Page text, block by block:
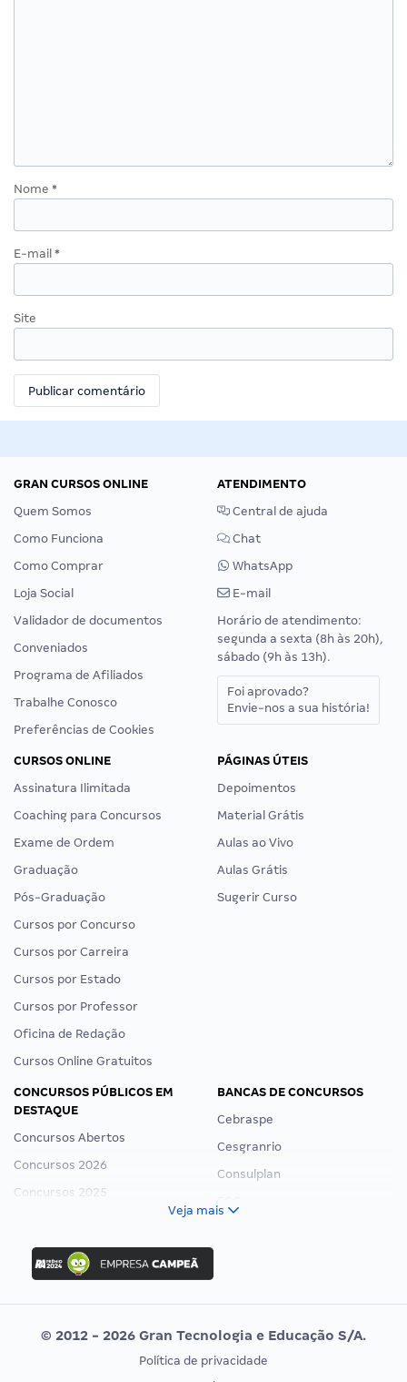
Nome *
E-mail *
Site
GRAN CURSOS ONLINE
Quem Somos
Como Funciona
Como Comprar
Loja Social
Validador de documentos
Conveniados
Programa de Afiliados
Trabalhe Conosco
Preferências de Cookies
ATENDIMENTO
Central de ajuda
Chat
WhatsApp
E-mail
Horário de atendimento:
segunda a sexta (8h às 20h),
sábado (9h às 13h).
Foi aprovado?
Envie-nos a sua história!
CURSOS ONLINE
Assinatura Ilimitada
Coaching para Concursos
Exame de Ordem
Graduação
Pós-Graduação
Cursos por Concurso
Cursos por Carreira
Cursos por Estado
Cursos por Professor
Oficina de Redação
Cursos Online Gratuitos
PÁGINAS ÚTEIS
Depoimentos
Material Grátis
Aulas ao Vivo
Aulas Grátis
Sugerir Curso
CONCURSOS PÚBLICOS EM
DESTAQUE
Concursos Abertos
Concursos 2026
Concursos 2025
Concurso Ibama
Concurso MPU
Editais publicados
BANCAS DE CONCURSOS
Cebraspe
Cesgranrio
Consulplan
Vunesp
CONCURSOS POR PROFISSÃO EXAME DE ORDEM
Veja mais
© 2012 - 2026 Gran Tecnologia e Educação S/A.
Política de privacidade